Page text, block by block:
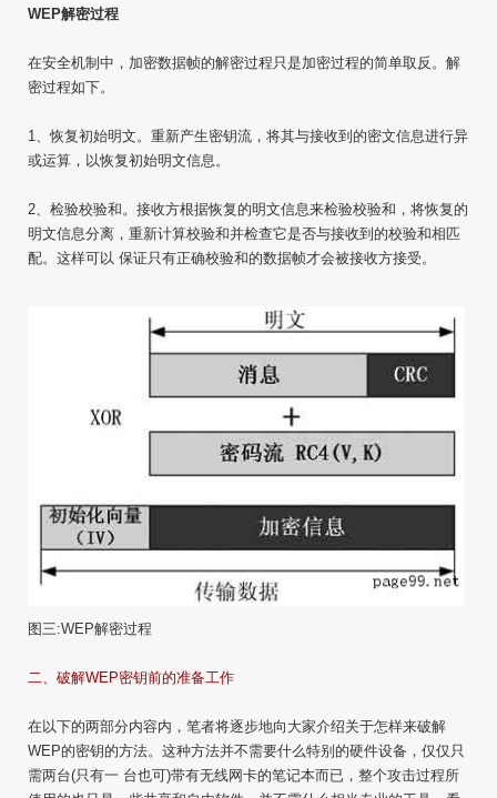
WEP解密过程
在安全机制中，加密数据帧的解密过程只是加密过程的简单取反。解
密过程如下。
1、恢复初始明文。重新产生密钥流，将其与接收到的密文信息进行异
或运算，以恢复初始明文信息。
2、检验校验和。接收方根据恢复的明文信息来检验校验和，将恢复的
明文信息分离，重新计算校验和并检查它是否与接收到的校验和相匹
配。这样可以 保证只有正确校验和的数据帧才会被接收方接受。
图三:WEP解密过程
二、破解WEP密钥前的准备工作
在以下的两部分内容内，笔者将逐步地向大家介绍关于怎样来破解
WEP的密钥的方法。这种方法并不需要什么特别的硬件设备，仅仅只
需两台(只有一 台也可)带有无线网卡的笔记本而已，整个攻击过程所